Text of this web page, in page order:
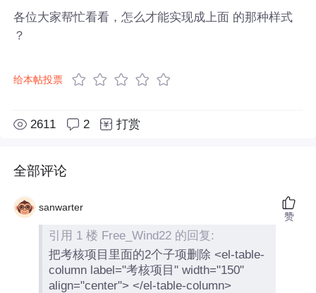
各位大家帮忙看看，怎么才能实现成上面 的那种样式
？
给本帖投票
2611 2 打赏
全部评论
sanwarter
引用 1 楼 Free_Wind22 的回复:
把考核项目里面的2个子项删除 <el-table-
column label="考核项目" width="150"
align="center"> </el-table-column>
赞